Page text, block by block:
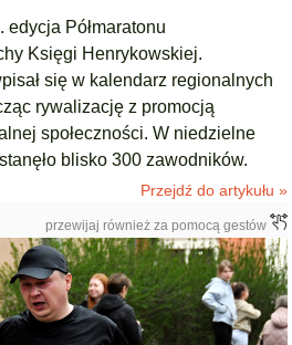
edycja Półmaratonu
Księgi Henrykowskiej.
się w kalendarz regionalnych
rywalizację z promocją
społeczności. W niedzielne
blisko 300 zawodników.
Przejdź do artykułu »
przewijaj również za pomocą gestów